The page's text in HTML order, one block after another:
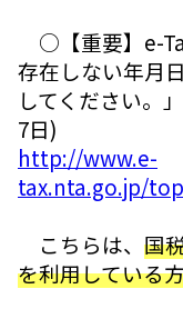
○【重要】e-
存在しない年月
してください。
7日)
http://www.e-
tax.nta.go.jp/
こちらは、 国
を利用している